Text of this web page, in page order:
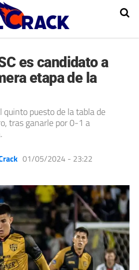
es candidato a
etapa de la
quinto puesto de la tabla de
tras ganarle por 0-1 a
01/05/2024 - 23:22